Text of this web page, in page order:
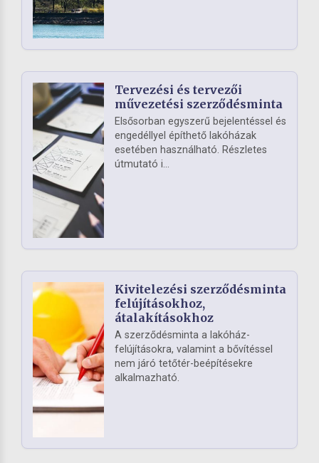
Tervezési és tervezői
művezetési szerződésminta
Elsősorban egyszerű bejelentéssel és
engedéllyel építhető lakóházak
esetében használható. Részletes
útmutató i...
Kivitelezési szerződésminta
felújításokhoz,
átalakításokhoz
A szerződésminta a lakóház-
felújításokra, valamint a bővítéssel
nem járó tetőtér-beépítésekre
alkalmazható.